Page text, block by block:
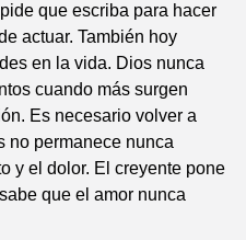
que escriba para hacer
actuar. También hoy
en la vida. Dios nunca
cuando más surgen
Es necesario volver a
no permanece nunca
y el dolor. El creyente pone
que el amor nunca